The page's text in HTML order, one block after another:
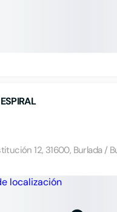
ESPIRAL
12, 31600, Burlada /